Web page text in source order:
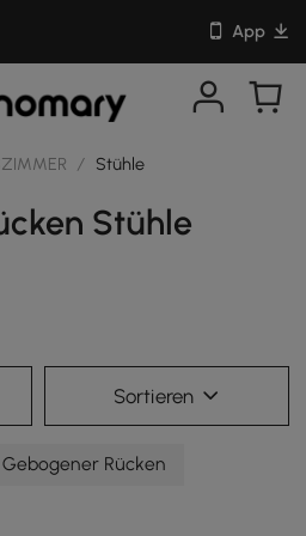
App
/ Stühle
Stühle
Sortieren
Rücken